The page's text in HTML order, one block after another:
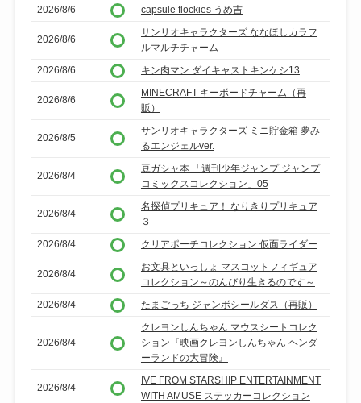
で
込
2026/8/6
capsule flockies うめ吉
2026/8/6
サンリオキャラクターズ ななほしカラフ
ルマルチチャーム
2026/8/6
キン肉マン ダイキャストキンケシ13
2026/8/6
MINECRAFT キーボードチャーム（再
販）
2026/8/5
サンリオキャラクターズ ミニ貯金箱 夢み
るエンジェルver.
2026/8/4
豆ガシャ本 「週刊少年ジャンプ ジャンプ
コミックスコレクション」05
2026/8/4
名探偵プリキュア！ なりきりプリキュア
３
2026/8/4
クリアポーチコレクション 仮面ライダー
2026/8/4
お文具といっしょ マスコットフィギュア
コレクション～のんびり生きるのです～
2026/8/4
たまごっち ジャンボシールダス（再販）
2026/8/4
クレヨンしんちゃん マウスシートコレク
ション『映画クレヨンしんちゃん ヘンダ
ーランドの大冒険』
2026/8/4
IVE FROM STARSHIP ENTERTAINMENT
WITH AMUSE ステッカーコレクション